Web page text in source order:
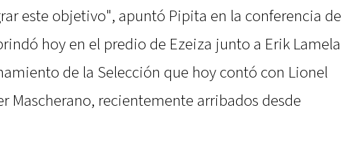
este objetivo", apuntó Pipita en la conferencia de
hoy en el predio de Ezeiza junto a Erik Lamela
de la Selección que hoy contó con Lionel
Mascherano, recientemente arribados desde